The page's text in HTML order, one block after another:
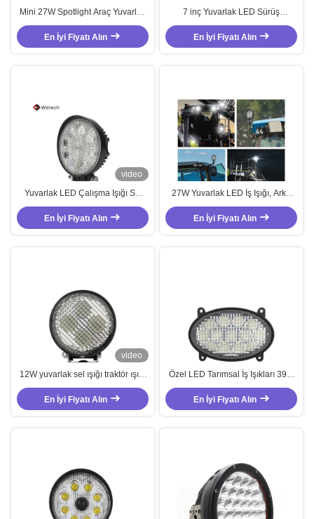
Mini 27W Spotlight Araç Yuvarlak
LED İş Işığı Çin
En İyi Fiyatı Alın
7 inç Yuvarlak LED Sürüş
Lambası 90W Off Road (Arazi)
Pick-up, SUV, ATV için
En İyi Fiyatı Alın
video
Yuvarlak LED Çalışma Işığı Su
geçirmez LED Yardımcı Işık 24W
Diecast Alüminyum Kaplama ile
En İyi Fiyatı Alın
27W Yuvarlak LED İş Işığı, Arka
Açma/Kapatma Düğmesi'nde
Değiştirici
En İyi Fiyatı Alın
video
12W yuvarlak sel ışığı traktör ışığı
tarım makineleri için 10-36V LED
far
En İyi Fiyatı Alın
Özel LED Tarımsal İş Işıkları 39W
LED Traktör Sel Işıkları 36V
En İyi Fiyatı Alın